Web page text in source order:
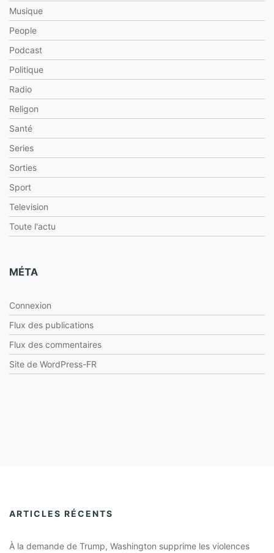
Musique
People
Podcast
Politique
Radio
Religon
Santé
Series
Sorties
Sport
Television
Toute l'actu
MÉTA
Connexion
Flux des publications
Flux des commentaires
Site de WordPress-FR
ARTICLES RÉCENTS
À la demande de Trump, Washington supprime les violences